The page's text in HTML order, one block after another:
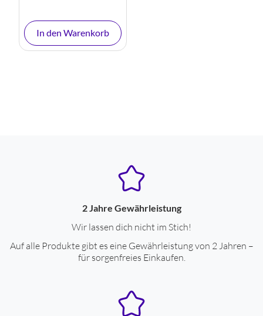
In den Warenkorb
2 Jahre Gewährleistung
Wir lassen dich nicht im Stich!
Auf alle Produkte gibt es eine Gewährleistung von 2 Jahren –
für sorgenfreies Einkaufen.